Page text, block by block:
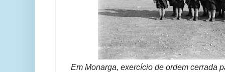
Em Monarga, exercício de ordem cerrada